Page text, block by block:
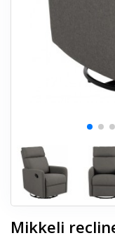
ENTREMØBLER
SPAR PENGE PÅ
Mikkeli